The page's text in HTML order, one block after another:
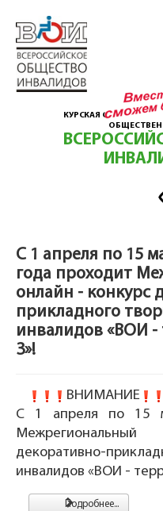
КУРСКАЯ ОБЛАСТНАЯ
С 1 апреля по 15
года проходит
онлайн - конкурс
прикладного
инвалидов «ВОИ -
3»!
ВНИМАНИЕ
С 1 апреля по 15
декоративно-
инвалидов «ВОИ -
Подробнее...